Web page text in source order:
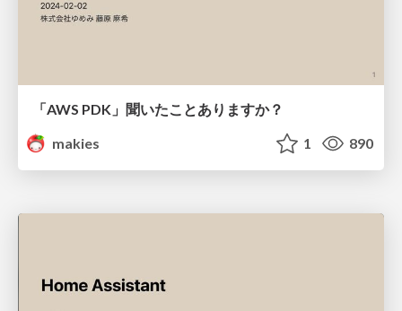
「AWS PDK」聞いたことありますか？
makies
1 890